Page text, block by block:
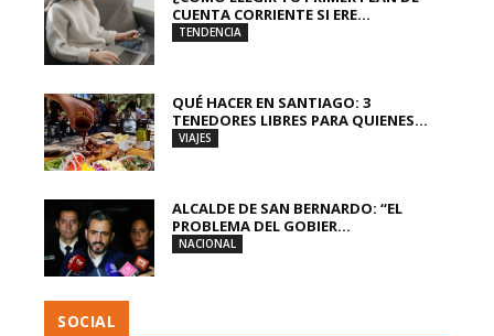
CUENTA CORRIENTE SI ERE...
TENDENCIA
QUÉ HACER EN SANTIAGO: 3
TENEDORES LIBRES PARA QUIENES...
VIAJES
ALCALDE DE SAN BERNARDO: “EL
PROBLEMA DEL GOBIER...
NACIONAL
SOCIAL